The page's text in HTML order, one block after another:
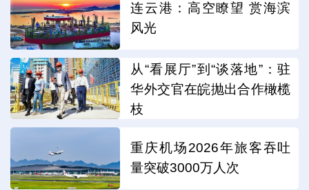
连云港：高空瞭望 赏海滨
风光
从“看展厅”到“谈落地”：驻
华外交官在皖抛出合作橄榄
枝
重庆机场2026年旅客吞吐
量突破3000万人次